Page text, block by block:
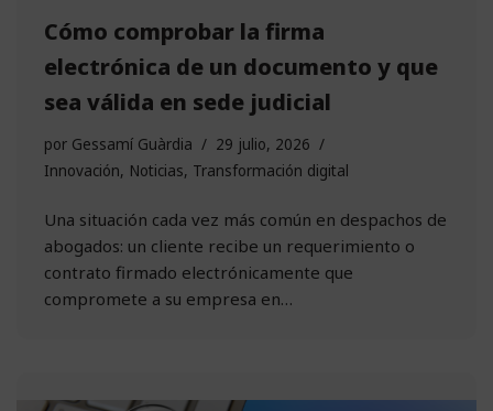
Cómo comprobar la firma
electrónica de un documento y que
sea válida en sede judicial
por Gessamí Guàrdia
29 julio, 2026
Innovación, Noticias, Transformación digital
Una situación cada vez más común en despachos de
abogados: un cliente recibe un requerimiento o
contrato firmado electrónicamente que
compromete a su empresa en…